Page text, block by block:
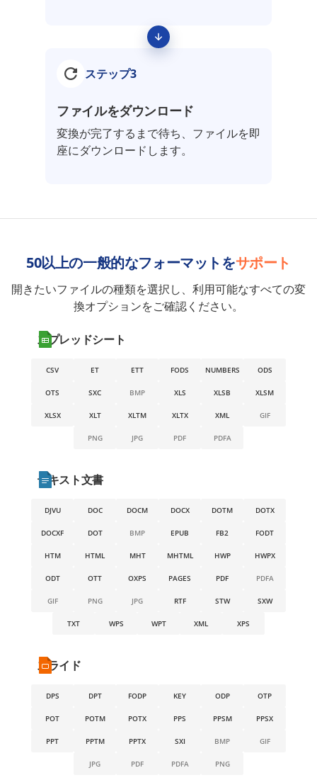
ステップ3
ファイルをダウンロード
変換が完了するまで待ち、ファイルを即
座にダウンロードします。
50以上の一般的なフォーマットをサポート
開きたいファイルの種類を選択し、利用可能なすべての変
換オプションをご確認ください。
スプレッドシート
CSV ET ETT FODS NUMBERS ODS
OTS SXC BMP XLS XLSB XLSM
XLSX XLT XLTM XLTX XML GIF
PNG JPG PDF PDFA
テキスト文書
DJVU DOC DOCM DOCX DOTM DOTX
DOCXF DOT BMP EPUB FB2 FODT
HTM HTML MHT MHTML HWP HWPX
ODT OTT OXPS PAGES PDF PDFA
GIF PNG JPG RTF STW SXW
TXT WPS WPT XML XPS
スライド
DPS DPT FODP KEY ODP OTP
POT POTM POTX PPS PPSM PPSX
PPT PPTM PPTX SXI BMP GIF
JPG PDF PDFA PNG